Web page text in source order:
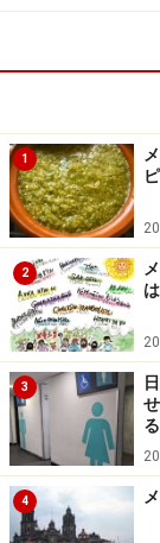
い。
※海外を訪れる際
」
ださい。
1
ピ
2
3
4